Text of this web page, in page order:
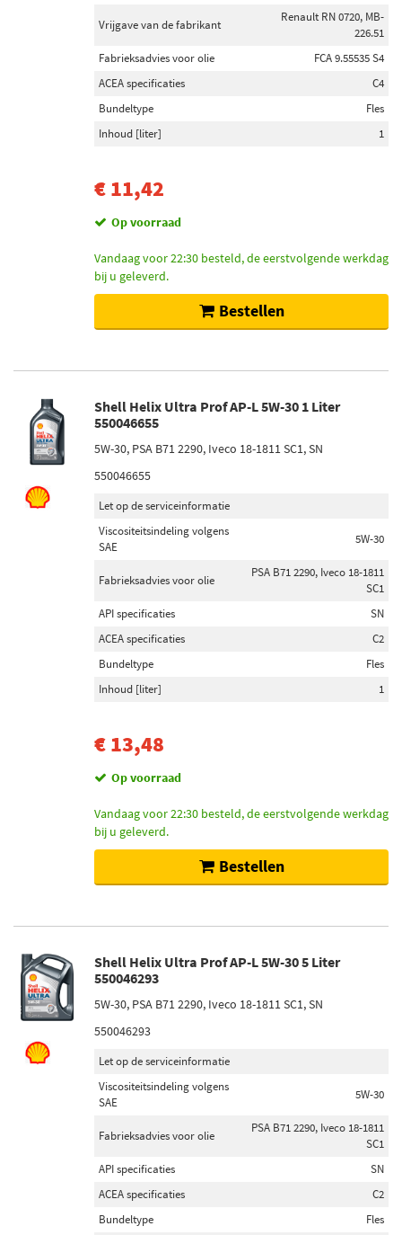
Vrijgave van de fabrikant
Renault RN 0720, MB-
226.51
Fabrieksadvies voor olie
FCA 9.55535 S4
ACEA specificaties
C4
Bundeltype
Fles
Inhoud [liter]
1
€ 11,42
Op voorraad
Vandaag voor 22:30 besteld, de eerstvolgende werkdag
bij u geleverd.
Bestellen
Shell Helix Ultra Prof AP-L 5W-30 1 Liter
550046655
5W-30, PSA B71 2290, Iveco 18-1811 SC1, SN
550046655
Let op de serviceinformatie
Viscositeitsindeling volgens
SAE
5W-30
Fabrieksadvies voor olie
PSA B71 2290, Iveco 18-1811
SC1
API specificaties
SN
ACEA specificaties
C2
Bundeltype
Fles
Inhoud [liter]
1
€ 13,48
Op voorraad
Vandaag voor 22:30 besteld, de eerstvolgende werkdag
bij u geleverd.
Bestellen
Shell Helix Ultra Prof AP-L 5W-30 5 Liter
550046293
5W-30, PSA B71 2290, Iveco 18-1811 SC1, SN
550046293
Let op de serviceinformatie
Viscositeitsindeling volgens
SAE
5W-30
Fabrieksadvies voor olie
PSA B71 2290, Iveco 18-1811
SC1
API specificaties
SN
ACEA specificaties
C2
Bundeltype
Fles